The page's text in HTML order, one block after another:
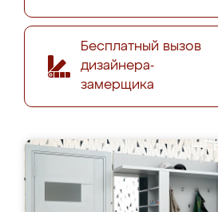
Бесплатный вызов
дизайнера-
замерщика